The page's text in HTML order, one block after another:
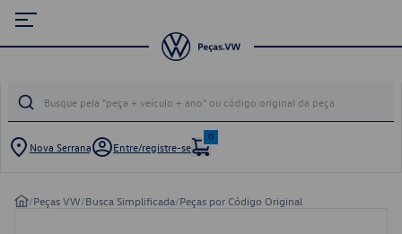
Nova Serrana Entre/registre-se
0
/Peças VW/Busca Simplificada/Peças por Código Original